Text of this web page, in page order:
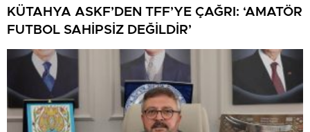
KÜTAHYA ASKF’DEN TFF’YE ÇAĞRI: ‘AMATÖR
FUTBOL SAHİPSİZ DEĞİLDİR’